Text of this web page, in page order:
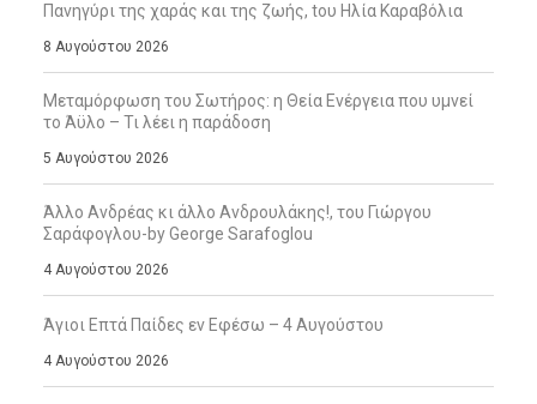
Πανηγύρι της χαράς και της ζωής, tου Ηλία Καραβόλια
8 Αυγούστου 2026
Μεταμόρφωση του Σωτήρος: η Θεία Ενέργεια που υμνεί
το Άϋλο – Τι λέει η παράδοση
5 Αυγούστου 2026
Άλλο Ανδρέας κι άλλο Ανδρουλάκης!, του Γιώργου
Σαράφογλου-by George Sarafoglou
4 Αυγούστου 2026
Άγιοι Επτά Παίδες εν Εφέσω – 4 Αυγούστου
4 Αυγούστου 2026